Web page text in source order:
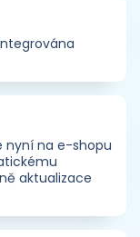
nyní na e-shopu
aktualizace